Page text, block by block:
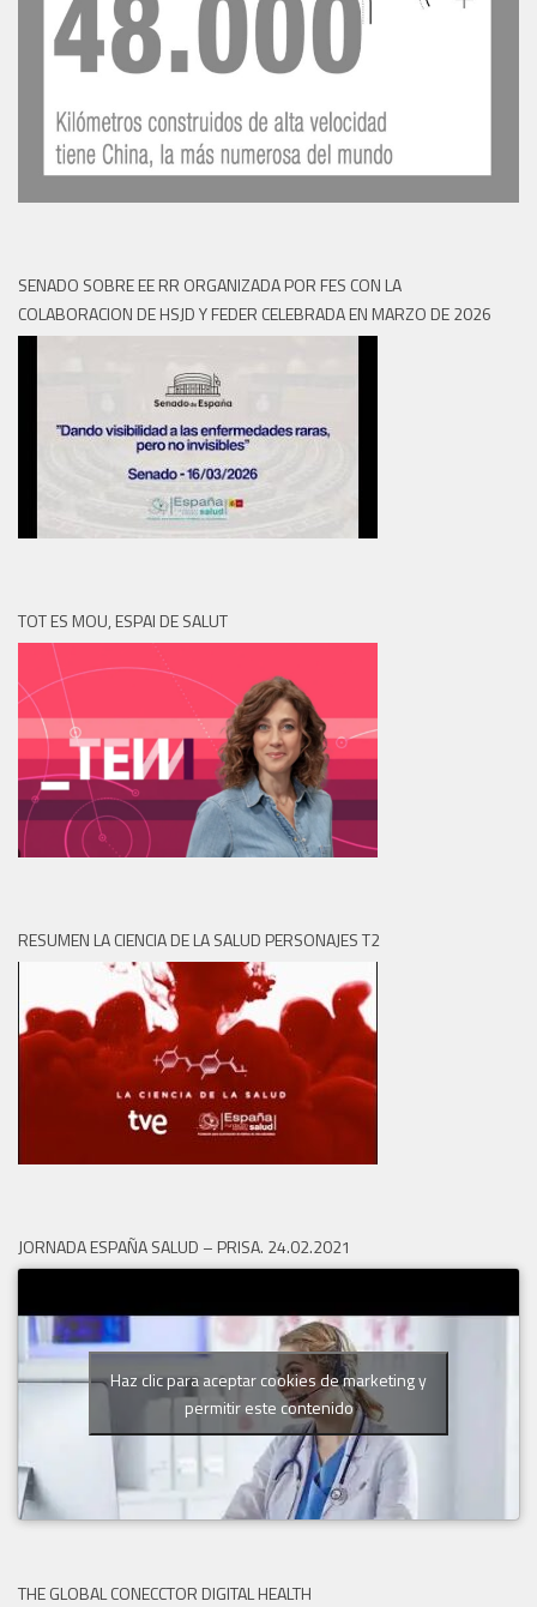
SENADO SOBRE EE RR ORGANIZADA POR FES CON LA
COLABORACION DE HSJD Y FEDER CELEBRADA EN MARZO DE 2026
TOT ES MOU, ESPAI DE SALUT
RESUMEN LA CIENCIA DE LA SALUD PERSONAJES T2
JORNADA ESPAÑA SALUD – PRISA. 24.02.2021
Haz clic para aceptar cookies de marketing y
permitir este contenido
THE GLOBAL CONECCTOR DIGITAL HEALTH